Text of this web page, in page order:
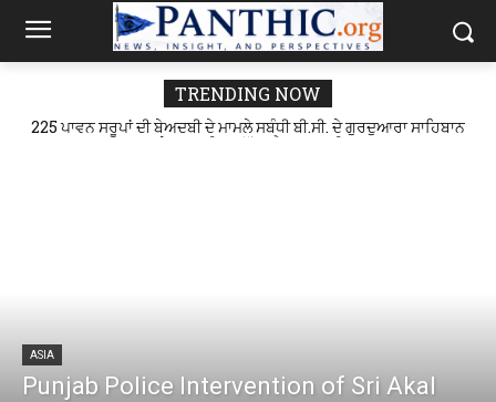
TRENDING NOW
Punjab Police Intervention of Sri Akal Takht Ardaas
Draws Sharp Criticism Amid SGPC Saroop Shipping Row
225 ਪਾਵਨ ਸਰੂਪਾਂ ਦੀ ਬੇਅਦਬੀ ਦੇ ਮਾਮਲੇ ਸਬੰਧੀ ਬੀ.ਸੀ. ਦੇ ਗੁਰਦੁਆਰਾ ਸਾਹਿਬਾਨ
ਅਤੇ ਸਮੂਹ ਸੰਗਤ ਵੱਲੋਂ ਪ੍ਰੈਸ ਕਾਨਫਰੰਸ
ASIA
Punjab Police Intervention of Sri Akal